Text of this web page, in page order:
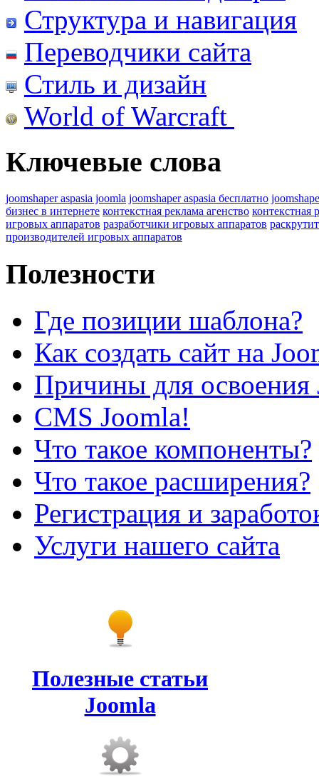
Структура и навигация
Переводчики сайта
Стиль и дизайн
World of Warcraft
Ключевые слова
joomshaper aspasia joomla joomshaper aspasia бесплатно
бизнес в интернете контекстная реклама агенство контекстная
игровых аппаратов разработчики игровых аппаратов
производителей игровых аппаратов
Полезности
Где позиции шаблона?
Как создать сайт на
Причины для освоения
CMS Joomla!
Что такое компоненты?
Что такое расширения?
Регистрация и
Услуги нашего сайта
Полезные статьи
Joomla